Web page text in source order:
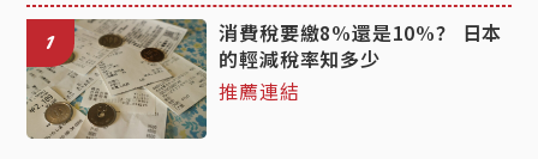
1
消費稅要繳8%還是10%？ 日本
的輕減稅率知多少
推薦連結